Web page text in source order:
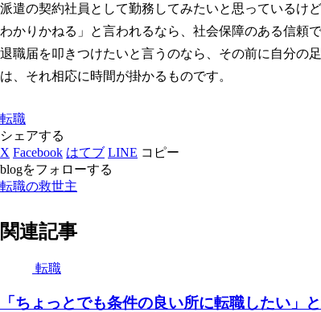
派遣の契約社員として勤務してみたいと思っているけ
わかりかねる」と言われるなら、社会保障のある信頼
退職届を叩きつけたいと言うのなら、その前に自分の
は、それ相応に時間が掛かるものです。
転職
シェアする
X Facebook はてブ LINE コピー
blogをフォローする
転職の救世主
関連記事
転職
「ちょっとでも条件の良い所に転職したい」